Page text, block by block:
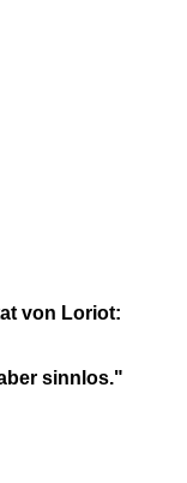
von Loriot:
sinnlos."